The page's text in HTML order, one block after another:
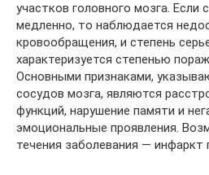
участков головного мозга. Если
медленно, то наблюдается
кровообращения, и степень
характеризуется степенью
Основными признаками,
сосудов мозга, являются
функций, нарушение памяти и
эмоциональные проявления.
течения заболевания — инфаркт